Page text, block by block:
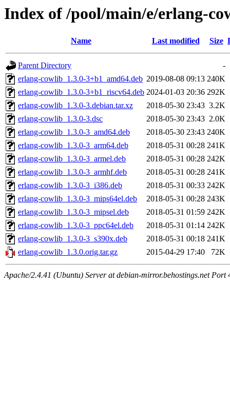
Index of /pool/main/e/erlang-
Name Last modified Size
Parent Directory
-
erlang-cowlib_1.3.0-3+b1_amd64.deb 2019-08-08 09:13 240K
erlang-cowlib_1.3.0-3+b1_riscv64.deb 2024-01-03 20:36 292K
erlang-cowlib_1.3.0-3.debian.tar.xz
2018-05-30 23:43 3.2K
erlang-cowlib_1.3.0-3.dsc
2018-05-30 23:43 2.0K
erlang-cowlib_1.3.0-3_amd64.deb
2018-05-30 23:43 240K
erlang-cowlib_1.3.0-3_arm64.deb
2018-05-31 00:28 241K
erlang-cowlib_1.3.0-3_armel.deb
2018-05-31 00:28 242K
erlang-cowlib_1.3.0-3_armhf.deb
2018-05-31 00:28 241K
erlang-cowlib_1.3.0-3_i386.deb
2018-05-31 00:33 242K
erlang-cowlib_1.3.0-3_mips64el.deb
2018-05-31 00:28 243K
erlang-cowlib_1.3.0-3_mipsel.deb
2018-05-31 01:59 242K
erlang-cowlib_1.3.0-3_ppc64el.deb
2018-05-31 01:14 242K
erlang-cowlib_1.3.0-3_s390x.deb
2018-05-31 00:18 241K
erlang-cowlib_1.3.0.orig.tar.gz
2015-04-29 17:40 72K
Apache/2.4.41 (Ubuntu) Server at debian-mirror.behostings.net Port